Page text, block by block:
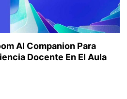
AI Companion Para
Docente En El Aula